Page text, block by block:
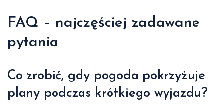
FAQ – najczęściej zadawane
pytania
Co zrobić, gdy pogoda pokrzyżuje
plany podczas krótkiego wyjazdu?